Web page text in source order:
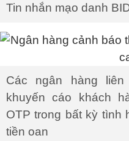
Tin nhắn mạo danh
Các ngân hàng
khuyến cáo khách
OTP trong bất kỳ tình
tiền oan